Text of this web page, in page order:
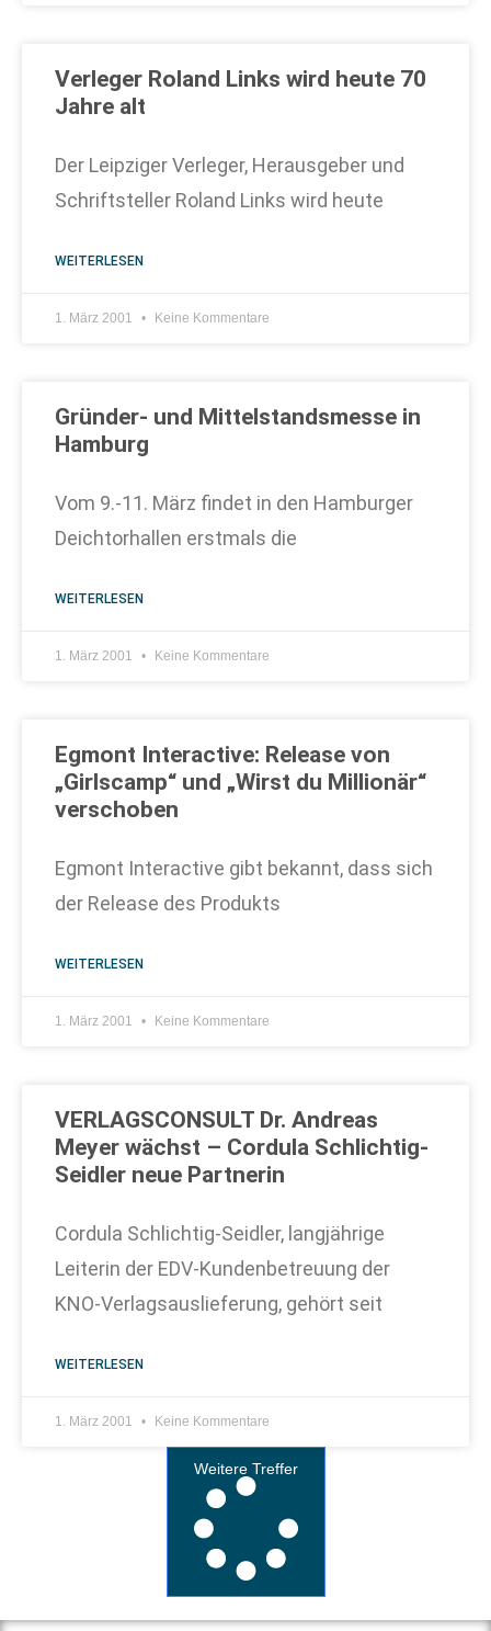
Verleger Roland Links wird heute 70
Jahre alt
Der Leipziger Verleger, Herausgeber und
Schriftsteller Roland Links wird heute
WEITERLESEN
1. März 2001 Keine Kommentare
Gründer- und Mittelstandsmesse in
Hamburg
Vom 9.-11. März findet in den Hamburger
Deichtorhallen erstmals die
WEITERLESEN
1. März 2001 Keine Kommentare
Egmont Interactive: Release von
„Girlscamp“ und „Wirst du Millionär“
verschoben
Egmont Interactive gibt bekannt, dass sich
der Release des Produkts
WEITERLESEN
1. März 2001 Keine Kommentare
VERLAGSCONSULT Dr. Andreas
Meyer wächst – Cordula Schlichtig-
Seidler neue Partnerin
Cordula Schlichtig-Seidler, langjährige
Leiterin der EDV-Kundenbetreuung der
KNO-Verlagsauslieferung, gehört seit
WEITERLESEN
1. März 2001 Keine Kommentare
Weitere Treffer